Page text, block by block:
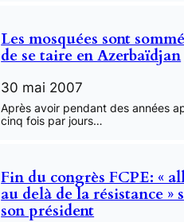
Les mosquées sont
de se taire en Azerbaïdjan
30 mai 2007
Après avoir pendant des années
cinq fois par jours…
Fin du congrès FCPE: «
au delà de la résistance »
son président